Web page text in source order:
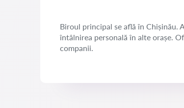
Biroul principal se află în Chișinău.
întâlnirea personală în alte orașe.
companii.